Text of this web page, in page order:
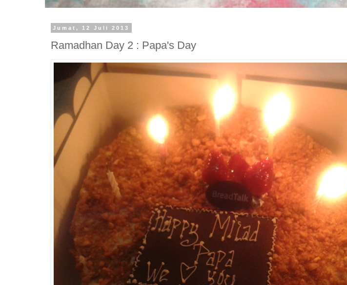
Jumat, 12 Juli 2013
Ramadhan Day 2 : Papa's Day